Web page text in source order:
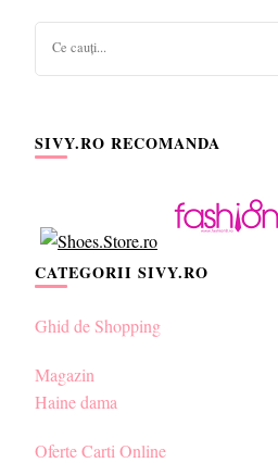
SIVY.RO RECOMANDA
CATEGORII SIVY.RO
Ghid de Shopping
Magazin
Haine dama
Oferte Carti Online